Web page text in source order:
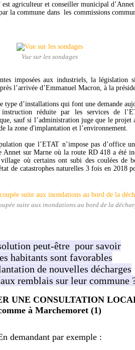
agriculteur et conseiller municipal
la commune dans les commissions
Vue sur les sondages
imposées aux industriels, la législation
l’arrivée d’Emmanuel Macron, à la
type d’installations qui font une demande
instruction réduite par les services de
sauf si l’administration juge que le projet
la zone d'implantation et l’environnement.
que l’ETAT n’impose pas d’office
Annet sur Marne où la route RD 418 a été
où certains ont subi des coulées de
de catastrophes naturelles 3 fois en 2018
suite aux inondations au bord de la
peut-être pour savoir
habitants sont favorables
de nouvelles décharges
remblais sur leur commune
UNE CONSULTATION
à Marchemoret (1)
demandant par exemple :